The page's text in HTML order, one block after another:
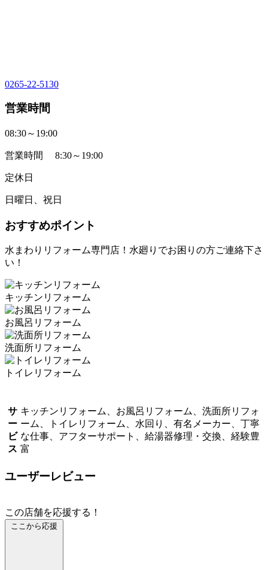
0265-22-5130
営業時間
08:30～19:00
営業時間 8:30～19:00
定休日
日曜日、祝日
おすすめポイント
水まわりリフォーム専門店！水廻りでお困りの方ご連絡下さ
い！
キッチンリフォーム
お風呂リフォーム
洗面所リフォーム
トイレリフォーム
サ
ー
ビ
ス
キッチンリフォーム、お風呂リフォーム、洗面所リフォ
ーム、トイレリフォーム、水回り、有名メーカー、丁寧
な仕事、アフターサポート、給湯器修理・交換、経験豊
富
ユーザーレビュー
この店舗を応援する！
ここから応援